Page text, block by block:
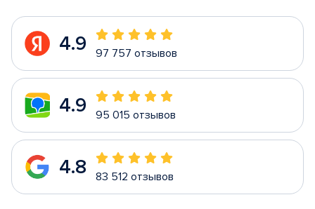
4.9 97 757 отзывов
4.9 95 015 отзывов
4.8 83 512 отзывов